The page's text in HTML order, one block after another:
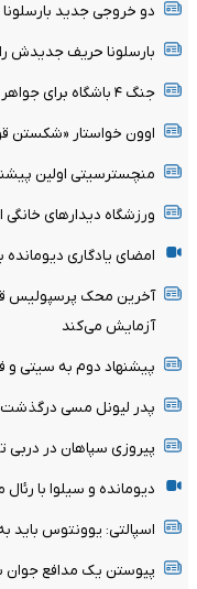
دو خروجی جدید
بارسلونا حریف جدیدش را
جنگ ۴ باشگاه برای جواهر فنرباغچه شدت گرفت
اوون خواستار «شکستن
منچسترسیتی اولین
ورزشگاه دیدارهای
امضای یادگاری دیومانده
آخرین محک پرسپولیس
آزمایش می‌کند
پیشنهاد دوم به سیتی و
پدر لیونل مسی درگذشت
پیروزی سپاهان در دربی
دیومانده و سیلوا با
اسپالتی: یوونتوس باید
پیوستن یک مدافع جوان